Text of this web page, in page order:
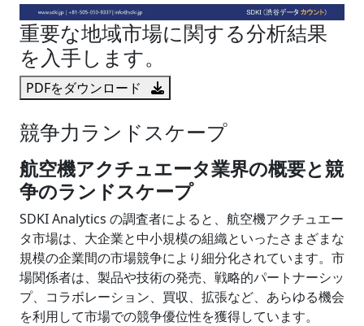
重要な地域市場に関する分析結果
を入手します。
PDFをダウンロード
競争力ランドスケープ
航空機アクチュエータ業界の概要と競
争のランドスケープ
SDKI Analytics の調査者によると、航空機アクチュエー
タ市場は、大企業と中小規模の組織といったさまざまな
規模の企業間の市場競争により細分化されています。市
場関係者は、製品や技術の発売、戦略的パートナーシッ
プ、コラボレーション、買収、拡張など、あらゆる機会
を利用して市場での競争優位性を獲得しています。